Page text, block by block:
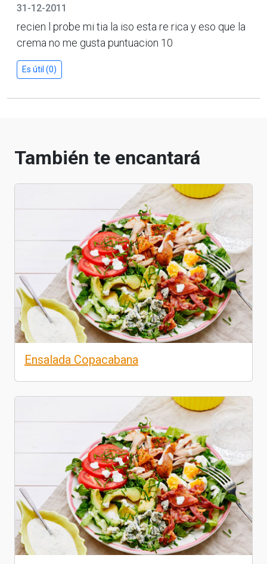
31-12-2011
recien l probe mi tia la iso esta re rica y eso que la
crema no me gusta puntuacion 10
Es útil (0)
También te encantará
Ensalada Copacabana